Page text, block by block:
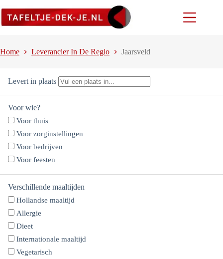
naar
Home Leverancier In De Regio Jaarsveld
Levert in plaats
Voor wie?
Voor thuis
Voor zorginstellingen
Voor bedrijven
Voor feesten
Verschillende maaltijden
Hollandse maaltijd
Allergie
Dieet
Internationale maaltijd
Vegetarisch